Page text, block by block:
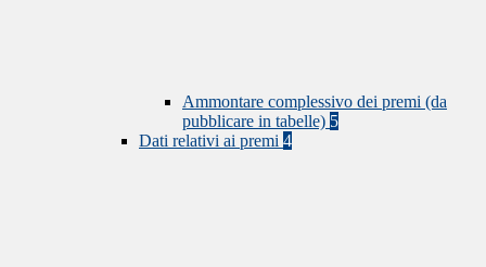
Ammontare complessivo dei premi (da
pubblicare in tabelle) 5
Dati relativi ai premi 4